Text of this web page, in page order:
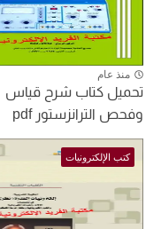
منذ عام
تحميل كتاب شرح قياس
وفحص الترانزستور pdf
كتب الإلكترونيات